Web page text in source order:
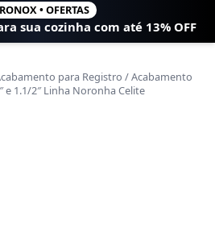
• OFERTAS
sua cozinha com até 13% OFF
para Registro / Acabamento
e 1.1/2″ Linha Noronha Celite